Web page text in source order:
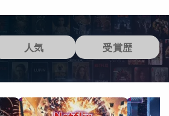
人気 受賞歴